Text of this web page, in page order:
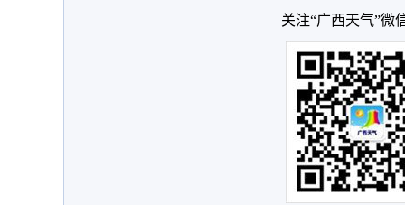
关注“广西天气”微